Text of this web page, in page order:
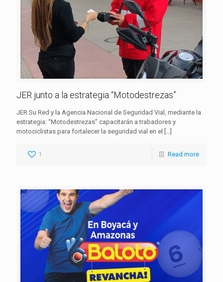
JER junto a la estrategia “Motodestrezas”
JER Su Red y la Agencia Nacional de Seguridad Vial, mediante la
estrategia: “Motodestrezas” capacitarán a trabadores y
motociclistas para fortalecer la seguridad vial en el
[…]
1 Read more